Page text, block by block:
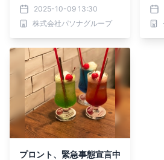
始【兵庫・淡路島 禅坊
靖寧】
2025-10-09 13:30
株式会社パソナグループ
プロント、緊急事態宣言中